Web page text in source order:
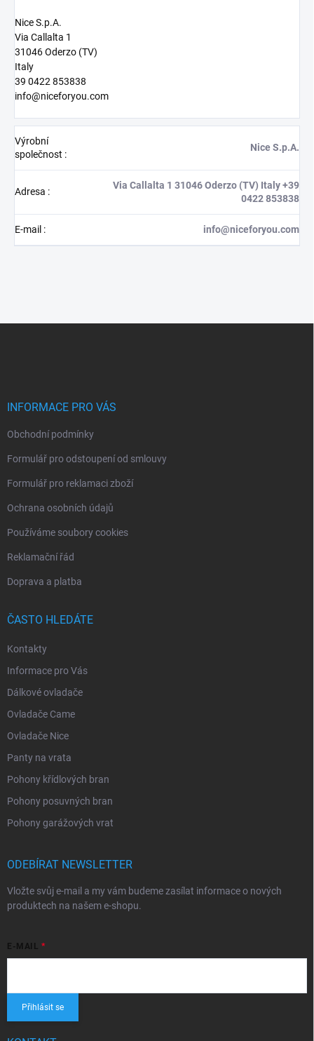
Nice S.p.A.
Via Callalta 1
31046 Oderzo (TV)
Italy
39 0422 853838
info@niceforyou.com
Výrobní
společnost :
Nice S.p.A.
Adresa :
Via Callalta 1 31046 Oderzo (TV) Italy +39
0422 853838
E-mail : info@niceforyou.com
INFORMACE PRO VÁS
Obchodní podmínky
Formulář pro odstoupení od smlouvy
Formulář pro reklamaci zboží
Ochrana osobních údajů
Používáme soubory cookies
Reklamační řád
Doprava a platba
ČASTO HLEDÁTE
Kontakty
Informace pro Vás
Dálkové ovladače
Ovladače Came
Ovladače Nice
Panty na vrata
Pohony křídlových bran
Pohony posuvných bran
Pohony garážových vrat
ODEBÍRAT NEWSLETTER
Vložte svůj e-mail a my vám budeme zasílat informace o nových
produktech na našem e-shopu.
E-MAIL
Přihlásit se